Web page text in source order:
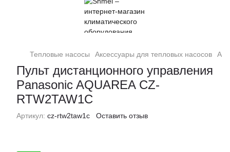
Тепловые насосы Аксессуары для тепловых насосов
Пульт дистанционного управления
Panasonic AQUAREA CZ-
RTW2TAW1C
Артикул: cz-rtw2taw1c Оставить отзыв